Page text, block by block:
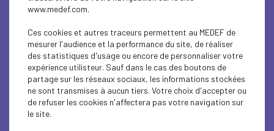
ENTREPRENEURIAT
www.medef.com.
Ces cookies et autres traceurs permettent au MEDEF de
mesurer l'audience et la performance du site, de réaliser
des statistiques d'usage ou encore de personnaliser votre
expérience utilisteur. Sauf dans le cas des boutons de
partage sur les réseaux sociaux, les informations stockées
ne sont transmises à aucun tiers. Votre choix d'accepter ou
de refuser les cookies n'affectera pas votre navigation sur
le site.